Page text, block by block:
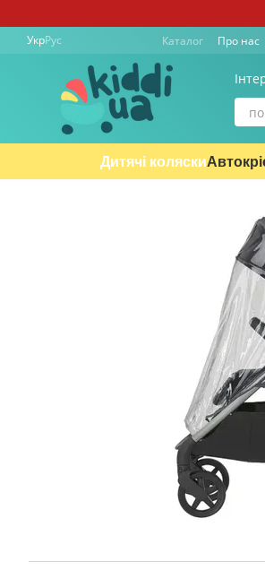
УкрРус Каталог Про нас
Дитячі коляски